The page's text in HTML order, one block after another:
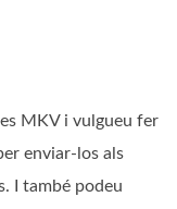
MKV i vulgueu fer
enviar-los als
I també podeu